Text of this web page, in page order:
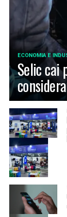
ECONOMIA E
Selic cai